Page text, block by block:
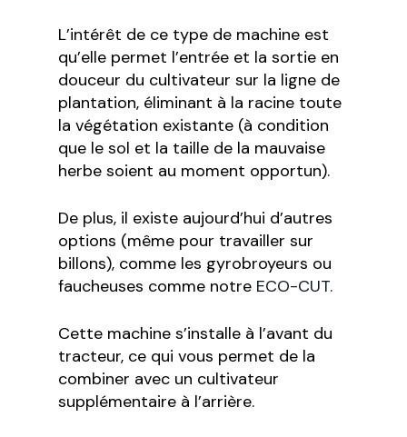
L’intérêt de ce type de machine est
qu’elle permet l’entrée et la sortie en
douceur du cultivateur sur la ligne de
plantation, éliminant à la racine toute
la végétation existante (à condition
que le sol et la taille de la mauvaise
herbe soient au moment opportun).
De plus, il existe aujourd’hui d’autres
options (même pour travailler sur
billons), comme les gyrobroyeurs ou
faucheuses comme notre ECO-CUT.
Cette machine s’installe à l’avant du
tracteur, ce qui vous permet de la
combiner avec un cultivateur
supplémentaire à l’arrière.